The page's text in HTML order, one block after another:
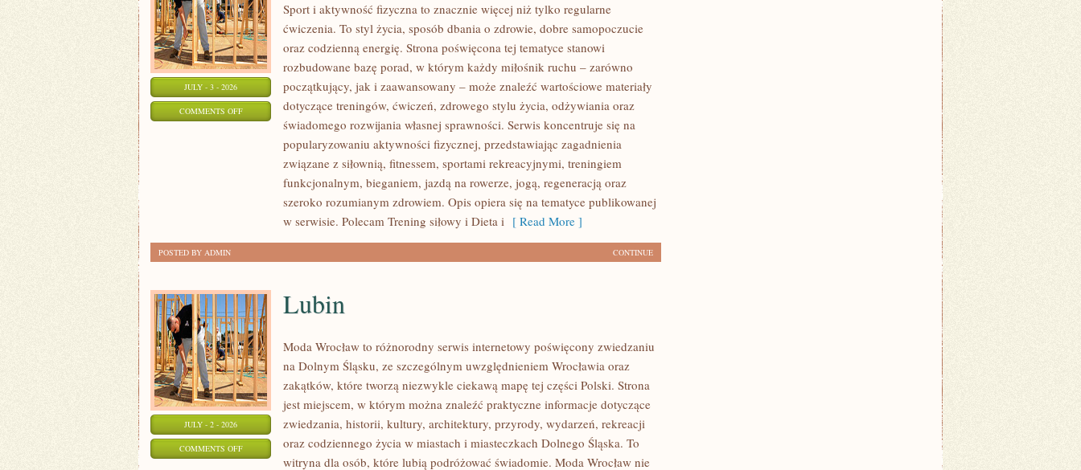
JULY - 3 - 2026
COMMENTS OFFON
Sport i aktywność fizyczna to znacznie więcej niż tylko regularne
ćwiczenia. To styl życia, sposób dbania o zdrowie, dobre samopoczucie
oraz codzienną energię. Strona poświęcona tej tematyce stanowi
rozbudowane bazę porad, w którym każdy miłośnik ruchu – zarówno
początkujący, jak i zaawansowany – może znaleźć wartościowe materiały
dotyczące treningów, ćwiczeń, zdrowego stylu życia, odżywiania oraz
świadomego rozwijania własnej sprawności. Serwis koncentruje się na
popularyzowaniu aktywności fizycznej, przedstawiając zagadnienia
związane z siłownią, fitnessem, sportami rekreacyjnymi, treningiem
funkcjonalnym, bieganiem, jazdą na rowerze, jogą, regeneracją oraz
szeroko rozumianym zdrowiem. Opis opiera się na tematyce publikowanej
w serwisie. Polecam Trening siłowy i Dieta i [ Read More ]
CONTINUE
POSTED BY ADMIN
JULY - 2 - 2026
COMMENTS OFFON
Lubin
Moda Wrocław to różnorodny serwis internetowy poświęcony zwiedzaniu
na Dolnym Śląsku, ze szczególnym uwzględnieniem Wrocławia oraz
zakątków, które tworzą niezwykle ciekawą mapę tej części Polski. Strona
jest miejscem, w którym można znaleźć praktyczne informacje dotyczące
zwiedzania, historii, kultury, architektury, przyrody, wydarzeń, rekreacji
oraz codziennego życia w miastach i miasteczkach Dolnego Śląska. To
witryna dla osób, które lubią podróżować świadomie. Moda Wrocław nie